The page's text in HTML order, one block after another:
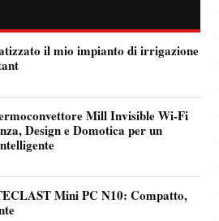
il mio impianto di irrigazione
Mill Invisible Wi-Fi
Design e Domotica per un
Mini PC N10: Compatto,